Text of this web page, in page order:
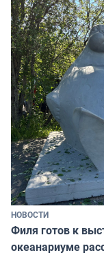
НОВОСТИ
Филя готов к
океанариуме